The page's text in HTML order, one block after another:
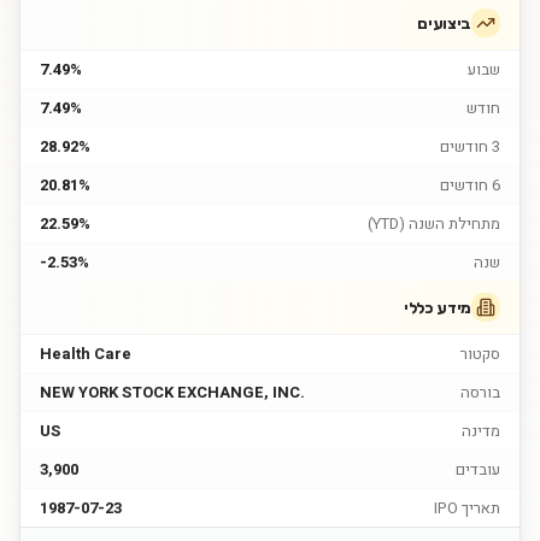
ביצועים
שבוע
7.49%
חודש
7.49%
3 חודשים
28.92%
6 חודשים
20.81%
מתחילת השנה (YTD)
22.59%
שנה
-2.53%
מידע כללי
סקטור
Health Care
בורסה
NEW YORK STOCK EXCHANGE, INC.
מדינה
US
עובדים
3,900
תאריך IPO
1987-07-23